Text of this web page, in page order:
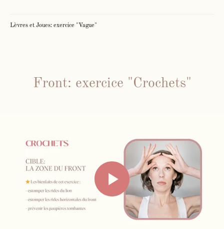
Lèvres et Joues: exercice "Vague"
Front: exercice "Crochets"